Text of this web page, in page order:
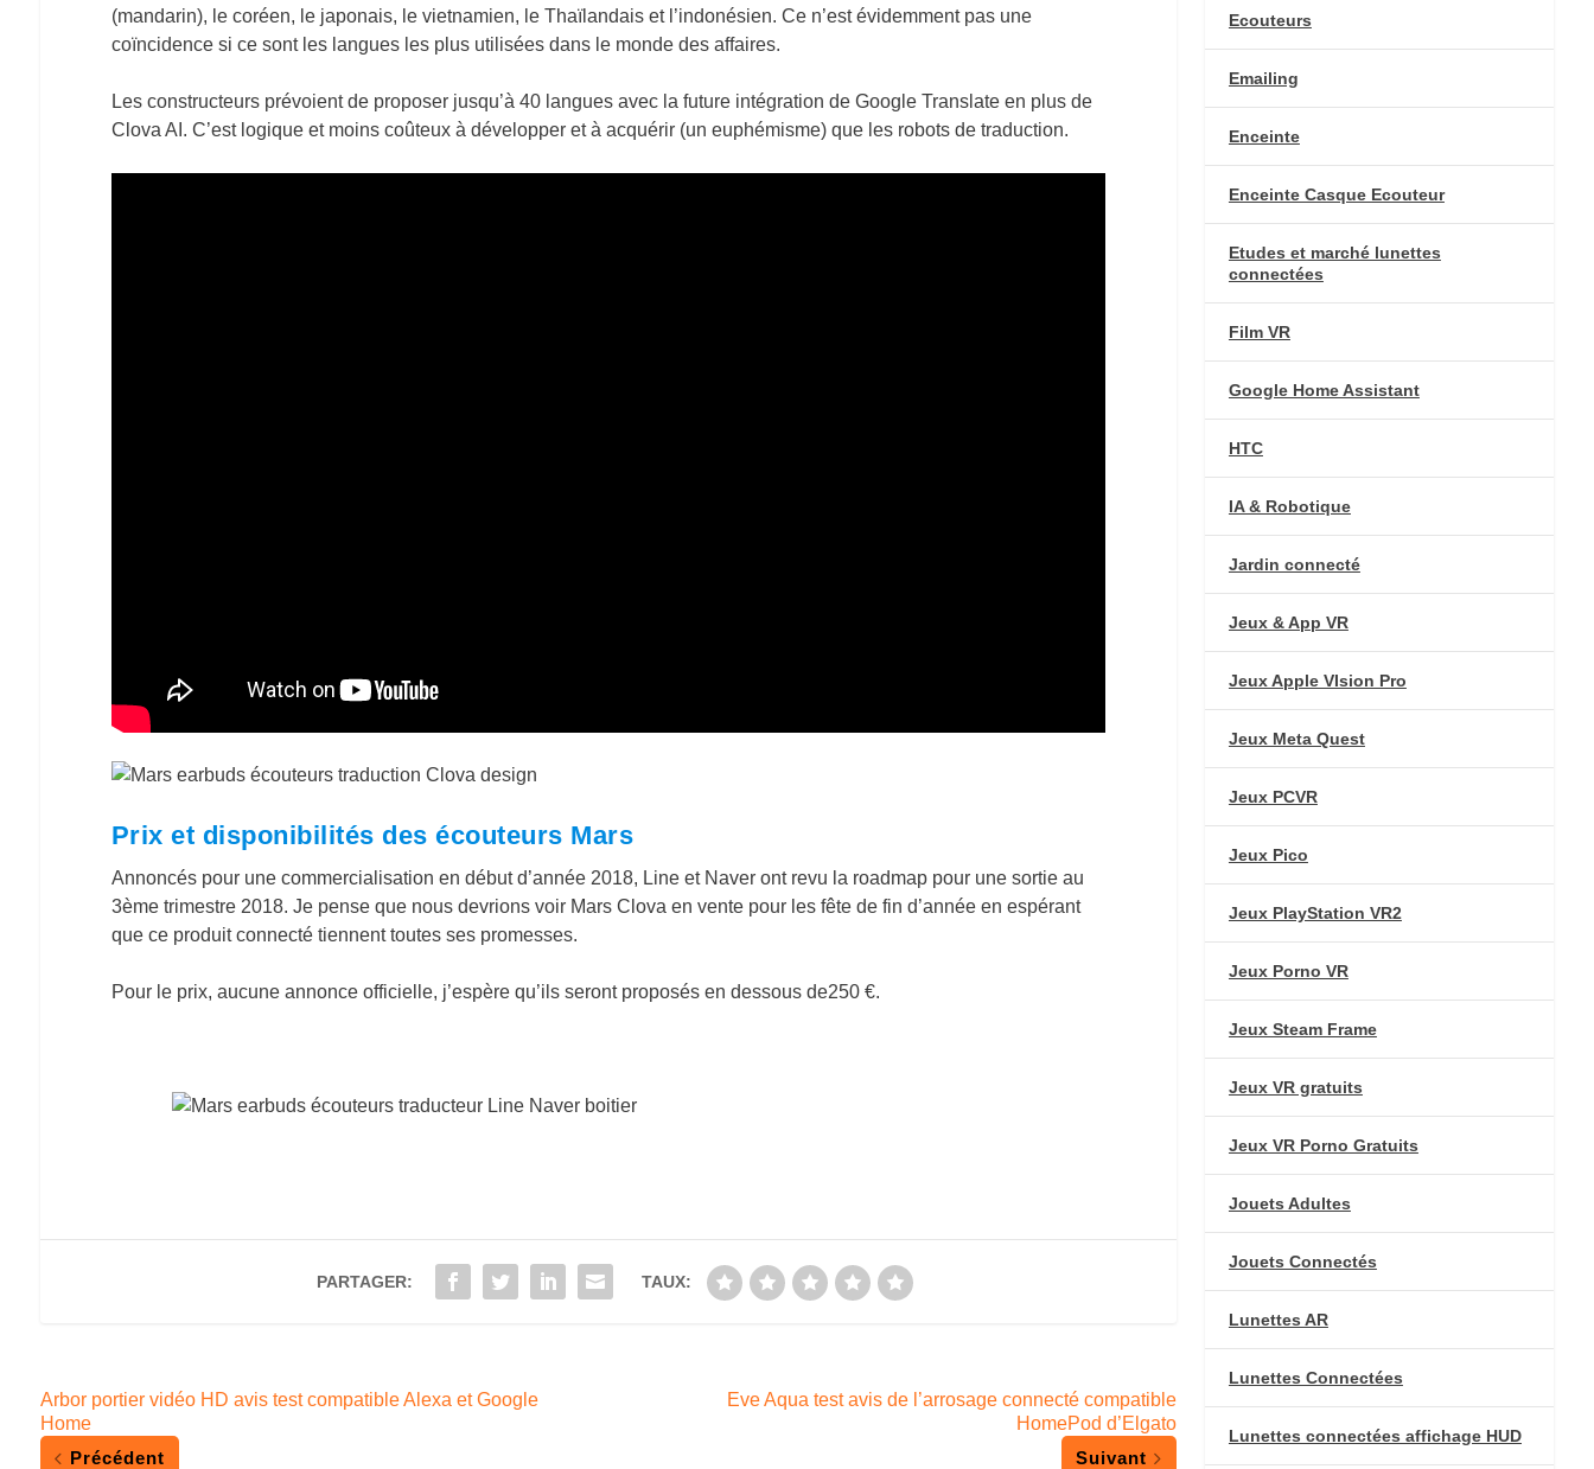
(mandarin), le coréen, le japonais, le vietnamien, le Thaïlandais et l’indonésien. Ce n’est évidemment pas une
coïncidence si ce sont les langues les plus utilisées dans le monde des affaires.
Les constructeurs prévoient de proposer jusqu’à 40 langues avec la future intégration de Google Translate en plus de
Clova AI. C’est logique et moins coûteux à développer et à acquérir (un euphémisme) que les robots de traduction.
Prix et disponibilités des écouteurs Mars
Annoncés pour une commercialisation en début d’année 2018, Line et Naver ont revu la roadmap pour une sortie au
3ème trimestre 2018. Je pense que nous devrions voir Mars Clova en vente pour les fête de fin d’année en espérant
que ce produit connecté tiennent toutes ses promesses.
Pour le prix, aucune annonce officielle, j’espère qu’ils seront proposés en dessous de250 €.
PARTAGER: TAUX:
Arbor portier vidéo HD avis test compatible Alexa et Google
Home
Précédent
Eve Aqua test avis de l’arrosage connecté compatible
HomePod d’Elgato
Suivant
Ecouteurs
Emailing
Enceinte
Enceinte Casque Ecouteur
Etudes et marché lunettes
connectées
Film VR
Google Home Assistant
HTC
IA & Robotique
Jardin connecté
Jeux & App VR
Jeux Apple VIsion Pro
Jeux Meta Quest
Jeux PCVR
Jeux Pico
Jeux PlayStation VR2
Jeux Porno VR
Jeux Steam Frame
Jeux VR gratuits
Jeux VR Porno Gratuits
Jouets Adultes
Jouets Connectés
Lunettes AR
Lunettes Connectées
Lunettes connectées affichage HUD